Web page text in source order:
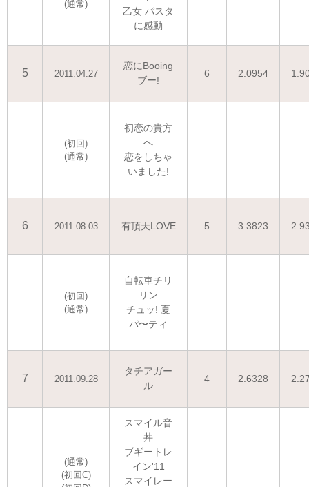
(通常)
乙女 パスタ
に感動
5 2011.04.27
恋にBooing
ブー!
6 2.0954
(初回)
(通常)
初恋の貴方
へ
恋をしちゃ
いました!
6 2011.08.03 有頂天LOVE 5 3.3823
(初回)
(通常)
自転車チリ
リン
チュッ! 夏
パ〜ティ
7 2011.09.28
タチアガー
ル
4 2.6328
(通常)
(初回C)
スマイル音
丼
ブギートレ
イン'11
スマイレー